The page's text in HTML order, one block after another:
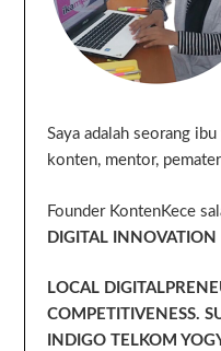
Saya adalah seorang
konten, mentor,
Founder KontenKece
DIGITAL
LOCAL
COMPETITIVENESS.
INDIGO TELKOM